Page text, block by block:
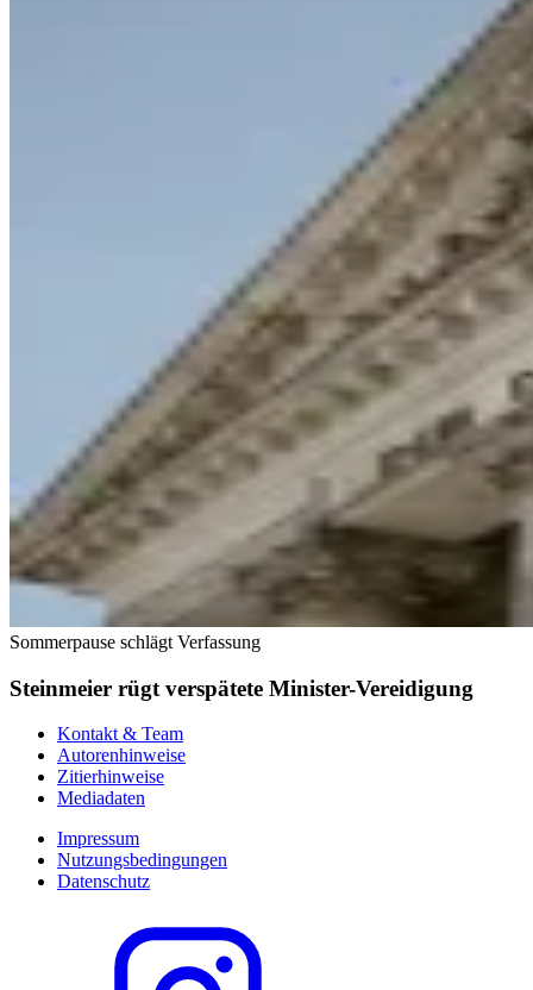
Sommerpause schlägt Verfassung
Steinmeier rügt verspätete Minister-Vereidigung
Kontakt & Team
Autorenhinweise
Zitierhinweise
Mediadaten
Impressum
Nutzungsbedingungen
Datenschutz